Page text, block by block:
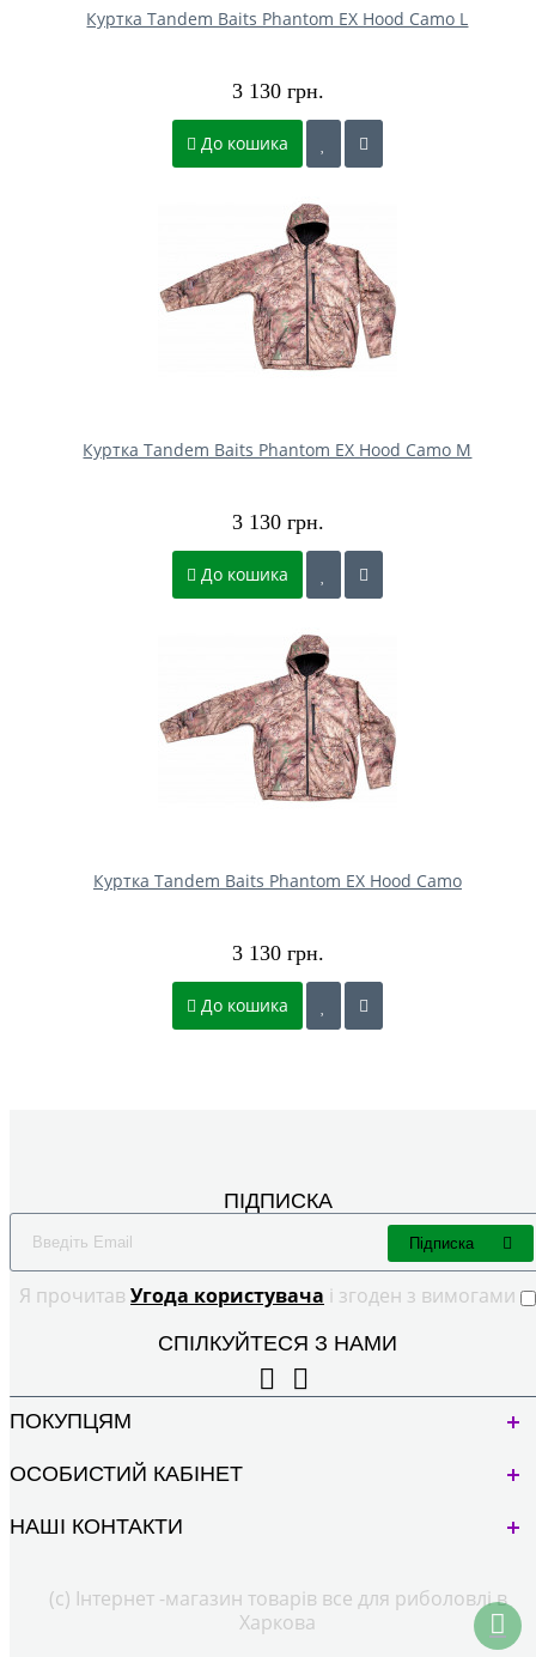
Куртка Tandem Baits Phantom EX Hood Camo L
3 130 грн.
До кошика
Куртка Tandem Baits Phantom EX Hood Camo M
3 130 грн.
До кошика
Куртка Tandem Baits Phantom EX Hood Camo
3 130 грн.
До кошика
ПІДПИСКА
Я прочитав Угода користувача і згоден з вимогами
Підписка
СПІЛКУЙТЕСЯ З НАМИ
ПОКУПЦЯМ
ОСОБИСТИЙ КАБІНЕТ
НАШІ КОНТАКТИ
(с) Інтернет -магазин товарів все для риболовлі в
Харкова